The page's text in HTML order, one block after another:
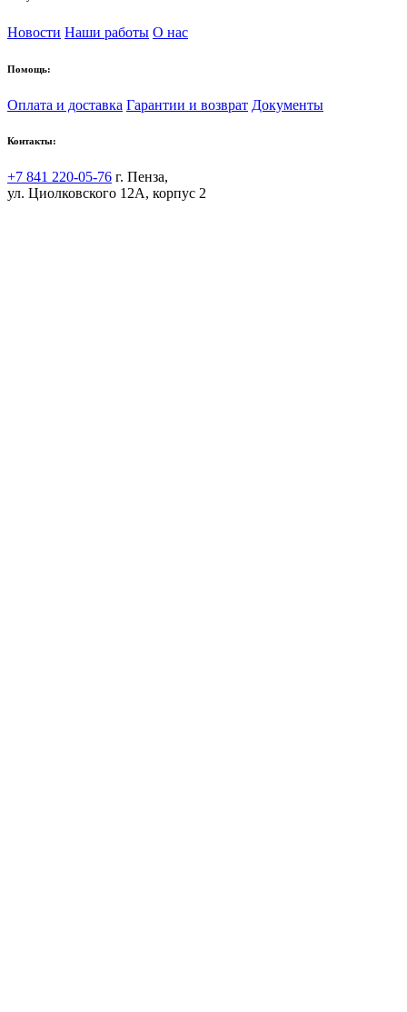
Новости Наши работы О нас
Помощь:
Оплата и доставка Гарантии и возврат Документы
Контакты:
+7 841 220-05-76 г. Пенза,
ул. Циолковского 12А, корпус 2